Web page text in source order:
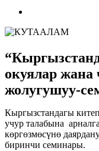
окуялар
жолугушуу-
Кыргызстандагы
учур талабына
көргөзмөсүнө
биринчи семинары.